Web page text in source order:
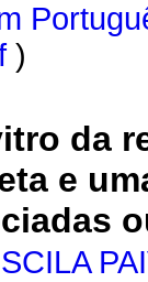
)
da
e